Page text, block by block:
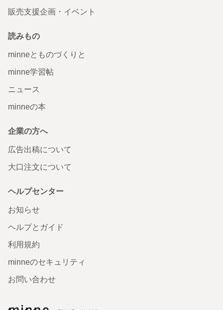
販売支援企画・イベント
読みもの
minneとものづくりと
minne学習帖
ニュース
minneの本
企業の方へ
広告出稿について
大口注文について
ヘルプセンター
お知らせ
ヘルプとガイド
利用規約
minneのセキュリティ
お問い合わせ